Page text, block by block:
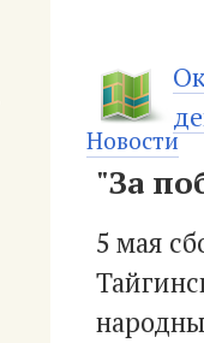
Новости
"За
5 мая